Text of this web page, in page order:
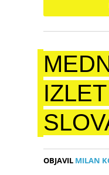
OBJAVIL MILAN